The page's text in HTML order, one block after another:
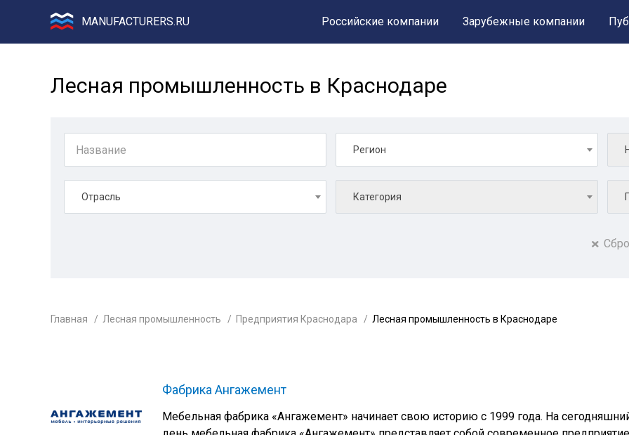
MANUFACTURERS.RU Российские компании Зарубежные компании
Лесная промышленность в Краснодаре
Регион
Отрасль Категория
Главная Лесная промышленность Предприятия Краснодара Лесная промышленность в Краснодаре
Фабрика Ангажемент
Мебельная фабрика «Ангажемент» начинает свою историю с 1999 года. На